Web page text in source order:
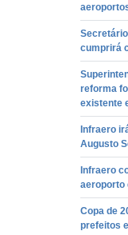
cumprirá
reforma
existente
Infraero
Augusto
Infraero
aeroporto
Copa de
prefeitos